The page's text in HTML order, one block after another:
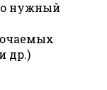
нужный
др.)